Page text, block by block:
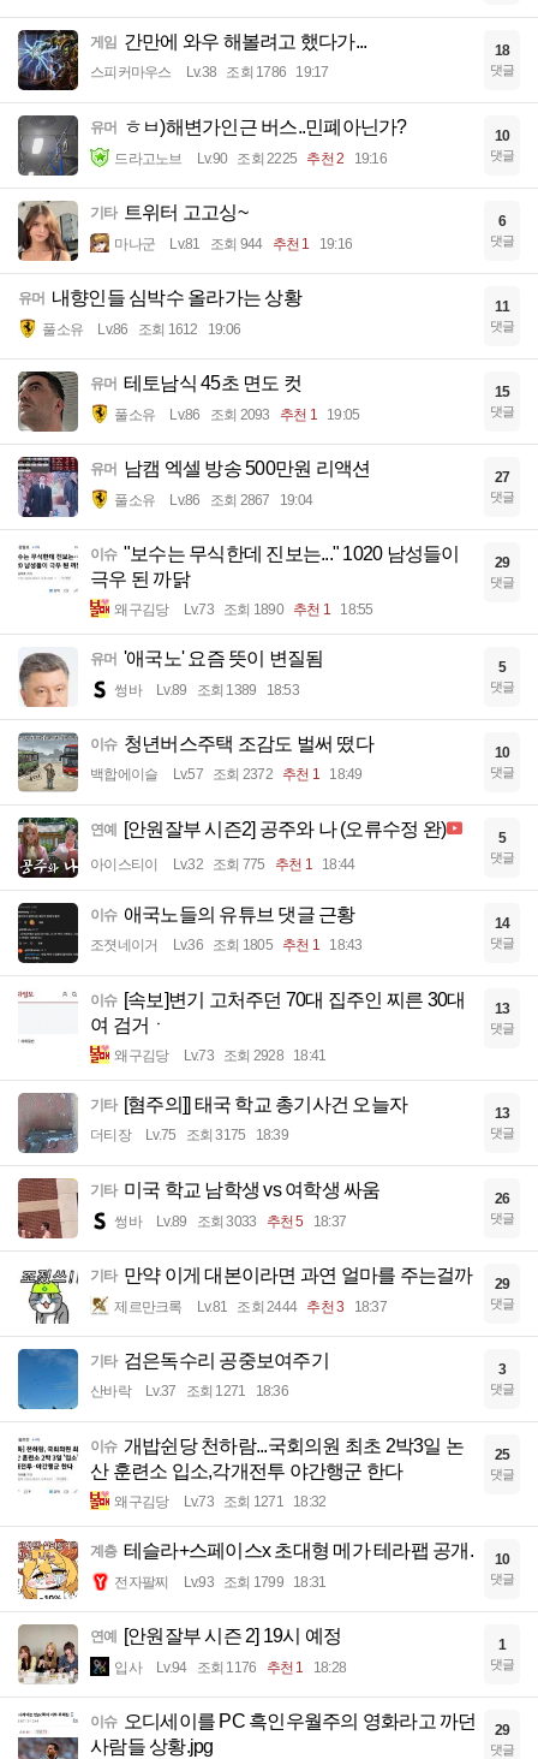
게임 간만에 와우 해볼려고 했다가...
스피커마우스 Lv.38 조회 1786 19:17
18
댓글
유머 ㅎㅂ)해변가인근 버스..민폐아닌가?
드라고노브 Lv.90 조회 2225 추천 2 19:16
10
댓글
기타 트위터 고고싱~
마나군 Lv.81 조회 944 추천 1 19:16
6
댓글
유머 내향인들 심박수 올라가는 상황
풀소유 Lv.86 조회 1612 19:06
11
댓글
유머 테토남식 45초 면도 컷
풀소유 Lv.86 조회 2093 추천 1 19:05
15
댓글
유머 남캠 엑셀 방송 500만원 리액션
풀소유 Lv.86 조회 2867 19:04
27
댓글
이슈 "보수는 무식한데 진보는..." 1020 남성들이
극우 된 까닭
왜구김당 Lv.73 조회 1890 추천 1 18:55
29
댓글
유머 '애국노' 요즘 뜻이 변질됨
썽바 Lv.89 조회 1389 18:53
5
댓글
이슈 청년버스주택 조감도 벌써 떴다
백합에이슬 Lv.57 조회 2372 추천 1 18:49
10
댓글
연예 [안원잘부 시즌2] 공주와 나 (오류수정 완)
아이스티이 Lv.32 조회 775 추천 1 18:44
5
댓글
이슈 애국노들의 유튜브 댓글 근황
조졋네이거 Lv.36 조회 1805 추천 1 18:43
14
댓글
이슈 [속보]변기 고처주던 70대 집주인 찌른 30대
여 검거ㆍ
왜구김당 Lv.73 조회 2928 18:41
13
댓글
기타 [혐주의]] 태국 학교 총기사건 오늘자
더티장 Lv.75 조회 3175 18:39
13
댓글
기타 미국 학교 남학생 vs 여학생 싸움
썽바 Lv.89 조회 3033 추천 5 18:37
26
댓글
기타 만약 이게 대본이라면 과연 얼마를 주는걸까
제르만크록 Lv.81 조회 2444 추천 3 18:37
29
댓글
기타 검은독수리 공중보여주기
산바락 Lv.37 조회 1271 18:36
3
댓글
이슈 개밥쉰당 천하람...국회의원 최초 2박3일 논
산 훈련소 입소,각개전투 야간행군 한다
왜구김당 Lv.73 조회 1271 18:32
25
댓글
계층 테슬라+스페이스x 초대형 메가 테라팹 공개.
전자팔찌 Lv.93 조회 1799 18:31
10
댓글
연예 [안원잘부 시즌 2] 19시 예정
입사 Lv.94 조회 1176 추천 1 18:28
1
댓글
이슈 오디세이를 PC 흑인우월주의 영화라고 까던
사람들 상황.jpg
29
댓글